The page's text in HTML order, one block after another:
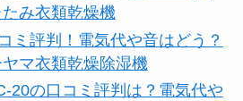
み衣類乾燥機
ミ評判！電気代や音はどう？
マ衣類乾燥除湿機
20の口コミ評判は？電気代や